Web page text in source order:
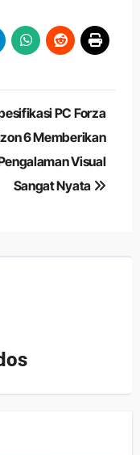
PC Forza
6 Memberikan
Visual
Sangat Nyata